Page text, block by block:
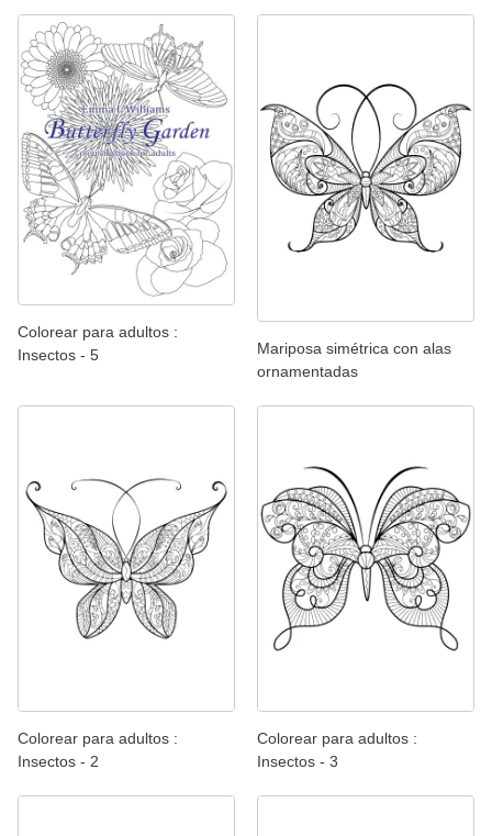
Colorear para adultos :
Insectos - 5
Mariposa simétrica con alas
ornamentadas
Colorear para adultos :
Insectos - 2
Colorear para adultos :
Insectos - 3